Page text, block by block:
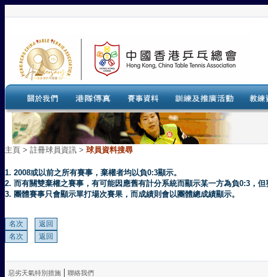
主頁 > 註冊球員資訊 > 球員資料搜尋
1. 2008或以前之所有賽事，棄權者均以負0:3顯示。
2. 而有關雙棄權之賽事，有可能因應舊有計分系統而顯示某一方為負0:3，
3. 團體賽事只會顯示單打場次賽果，而成績則會以團體總成績顯示。